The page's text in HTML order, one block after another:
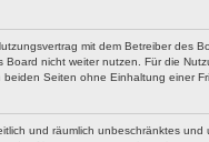
mit dem Betreiber
nicht weiter nutzen. Für die
Seiten ohne Einhaltung einer
und räumlich unbeschränktes